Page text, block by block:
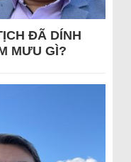
ĐÃ DÍNH
MƯU GÌ?